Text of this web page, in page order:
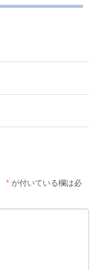
* が付いている欄は必